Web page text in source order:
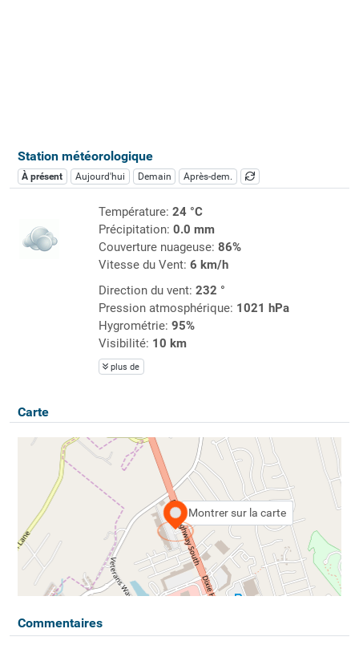
Station météorologique
À présent Aujourd'hui Demain Après-dem.
Température: 24 °C
Précipitation: 0.0 mm
Couverture nuageuse: 86%
Vitesse du Vent: 6 km/h
Direction du vent: 232 °
Pression atmosphérique: 1021 hPa
Hygrométrie: 95%
Visibilité: 10 km
plus de
Carte
Montrer sur la carte
Commentaires